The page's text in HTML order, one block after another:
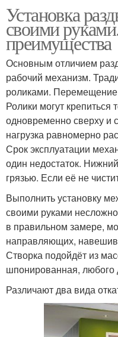
Установка
своими
преимущества
Основным отличием
рабочий механизм.
роликами. Перемещение
Ролики могут крепиться
одновременно сверху и
нагрузка равномерно
Срок эксплуатации
один недостаток.
грязью. Если её не
Выполнить установку
своими руками
в правильном замере,
направляющих,
Створка подойдёт из
шпонированная, любого
Различают два вида